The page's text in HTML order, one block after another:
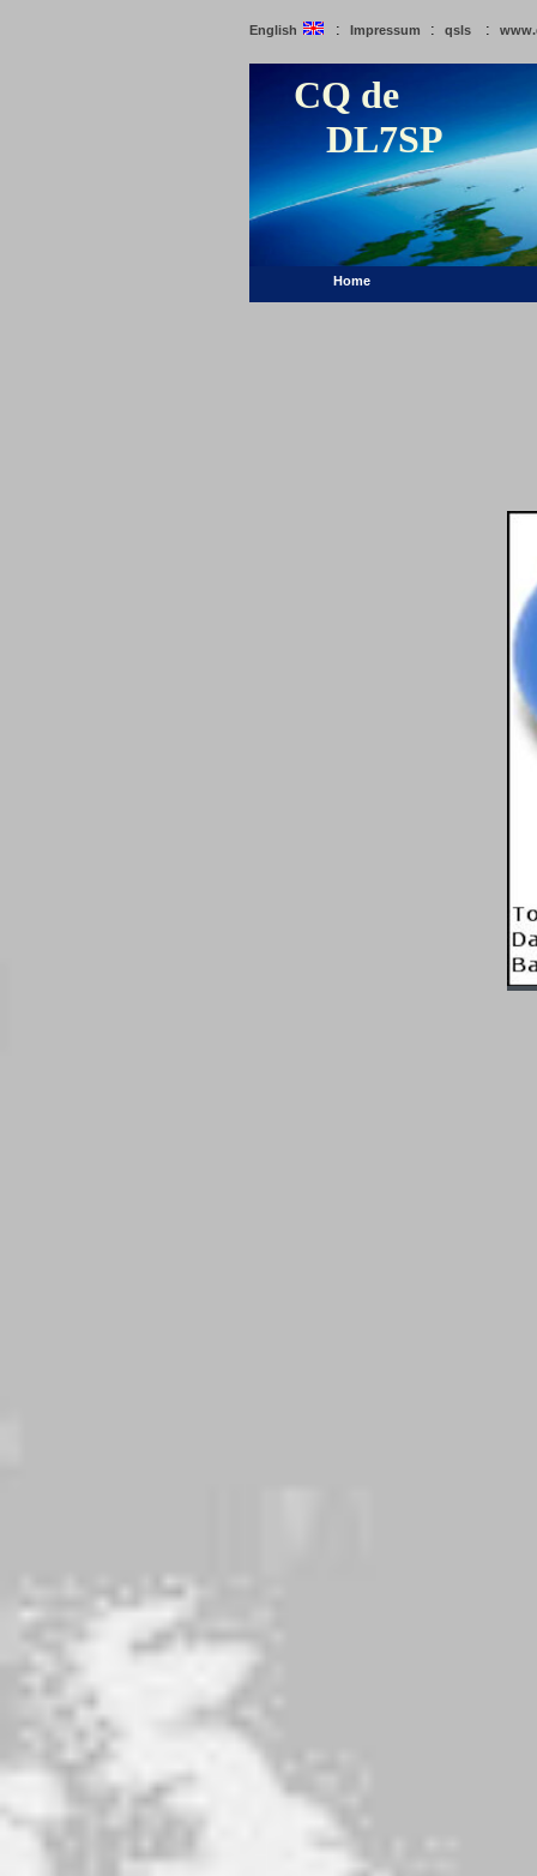
English : Impressum : qsls :
CQ de
DL7SP
Home